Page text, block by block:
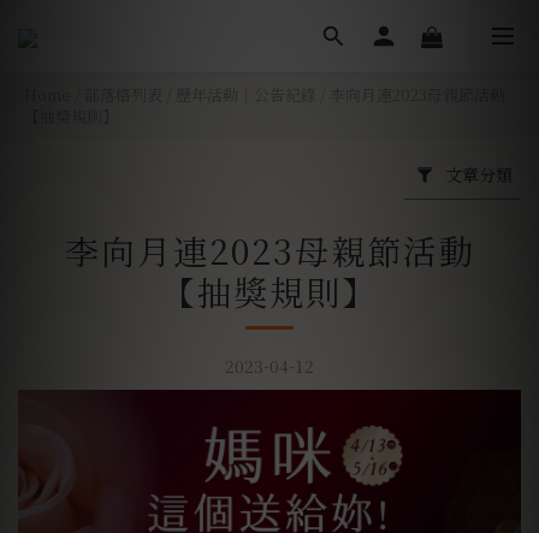
文章分類
李向月連2023母親節活動
【抽獎規則】
2023-04-12